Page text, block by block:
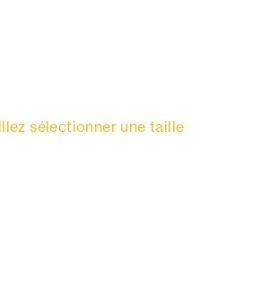
sélectionner une taille